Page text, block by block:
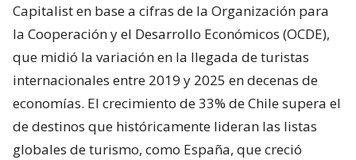
Capitalist en base a cifras de la Organización para
la Cooperación y el Desarrollo Económicos (OCDE),
que midió la variación en la llegada de turistas
internacionales entre 2019 y 2025 en decenas de
economías. El crecimiento de 33% de Chile supera el
de destinos que históricamente lideran las listas
globales de turismo, como España, que creció